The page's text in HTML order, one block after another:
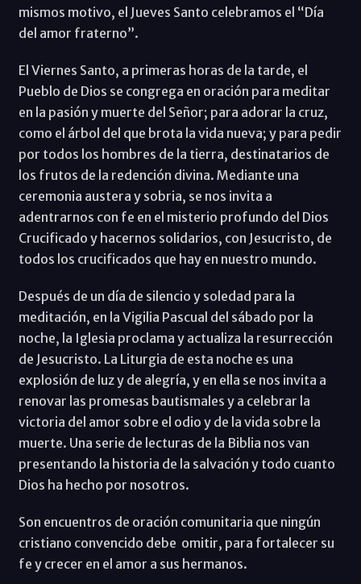
mismos motivo, el Jueves Santo celebramos el “Día
del amor fraterno”.
El Viernes Santo, a primeras horas de la tarde, el
Pueblo de Dios se congrega en oración para meditar
en la pasión y muerte del Señor; para adorar la cruz,
como el árbol del que brota la vida nueva; y para pedir
por todos los hombres de la tierra, destinatarios de
los frutos de la redención divina. Mediante una
ceremonia austera y sobria, se nos invita a
adentrarnos con fe en el misterio profundo del Dios
Crucificado y hacernos solidarios, con Jesucristo, de
todos los crucificados que hay en nuestro mundo.
Después de un día de silencio y soledad para la
meditación, en la Vigilia Pascual del sábado por la
noche, la Iglesia proclama y actualiza la resurrección
de Jesucristo. La Liturgia de esta noche es una
explosión de luz y de alegría, y en ella se nos invita a
renovar las promesas bautismales y a celebrar la
victoria del amor sobre el odio y de la vida sobre la
muerte. Una serie de lecturas de la Biblia nos van
presentando la historia de la salvación y todo cuanto
Dios ha hecho por nosotros.
Son encuentros de oración comunitaria que ningún
cristiano convencido debe omitir, para fortalecer su
fe y crecer en el amor a sus hermanos.